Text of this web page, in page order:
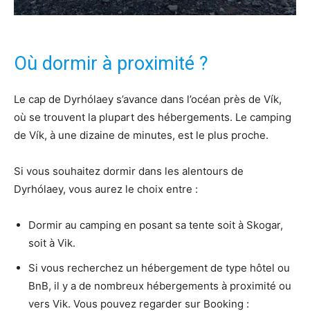
Où dormir à proximité ?
Le cap de Dyrhólaey s’avance dans l’océan près de Vík,
où se trouvent la plupart des hébergements. Le camping
de Vík, à une dizaine de minutes, est le plus proche.
Si vous souhaitez dormir dans les alentours de
Dyrhólaey, vous aurez le choix entre :
Dormir au camping en posant sa tente soit à Skogar,
soit à Vik.
Si vous recherchez un hébergement de type hôtel ou
BnB, il y a de nombreux hébergements à proximité ou
vers Vik. Vous pouvez regarder sur Booking :